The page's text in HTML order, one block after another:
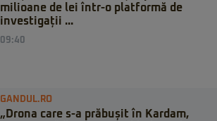
milioane de lei într-o platformă de
investigații ...
09:40
GANDUL.RO
„Drona care s-a prăbușit în Kardam,